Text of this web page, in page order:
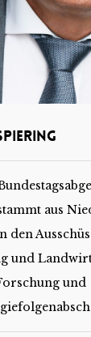
aus
den
und
und